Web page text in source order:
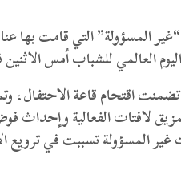
“غير المسؤولة” التي قامت بها
العالمي للشباب أمس
تضمنت اقتحام قاعة
لافتات الفعالية وإحداث
المسؤولة تسببت في ترويع